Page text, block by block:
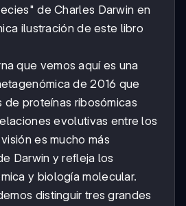
de Charles Darwin en
ilustración de este libro
que vemos aquí es una
de 2016 que
de proteínas ribosómicas
evolutivas entre los
es mucho más
Darwin y refleja los
y biología molecular.
distinguir tres grandes